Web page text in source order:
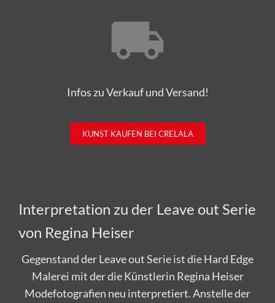
Infos zu Verkauf und Versand!
KUNST KAUFEN BEI CRELALA
Interpretation zu der Leave out Serie
von Regina Heiser
Gegenstand der Leave out Serie ist die Hard Edge
Malerei mit der die Künstlerin Regina Heiser
Modefotografien neu interpretiert. Anstelle der